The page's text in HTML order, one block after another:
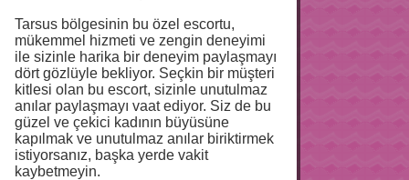
Tarsus bölgesinin bu özel escortu,
mükemmel hizmeti ve zengin deneyimi
ile sizinle harika bir deneyim paylaşmayı
dört gözlüyle bekliyor. Seçkin bir müşteri
kitlesi olan bu escort, sizinle unutulmaz
anılar paylaşmayı vaat ediyor. Siz de bu
güzel ve çekici kadının büyüsüne
kapılmak ve unutulmaz anılar biriktirmek
istiyorsanız, başka yerde vakit
kaybetmeyin.